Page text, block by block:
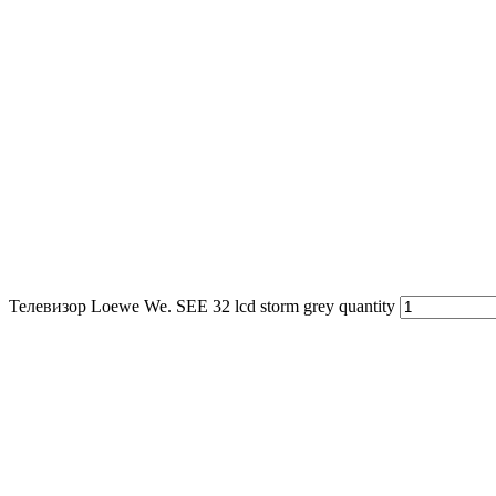
Телевизор Loewe We. SEE 32 lcd storm grey quantity